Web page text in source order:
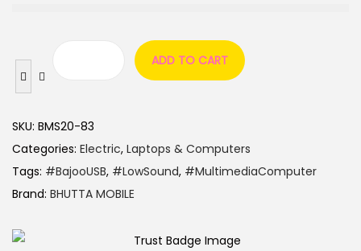
ADD TO CART
SKU: BMS20-83
Categories: Electric, Laptops & Computers
Tags: #BajooUSB, #LowSound, #MultimediaComputer
Brand: BHUTTA MOBILE